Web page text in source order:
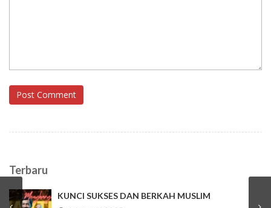
Post Comment
Terbaru
KUNCI SUKSES DAN BERKAH MUSLIM